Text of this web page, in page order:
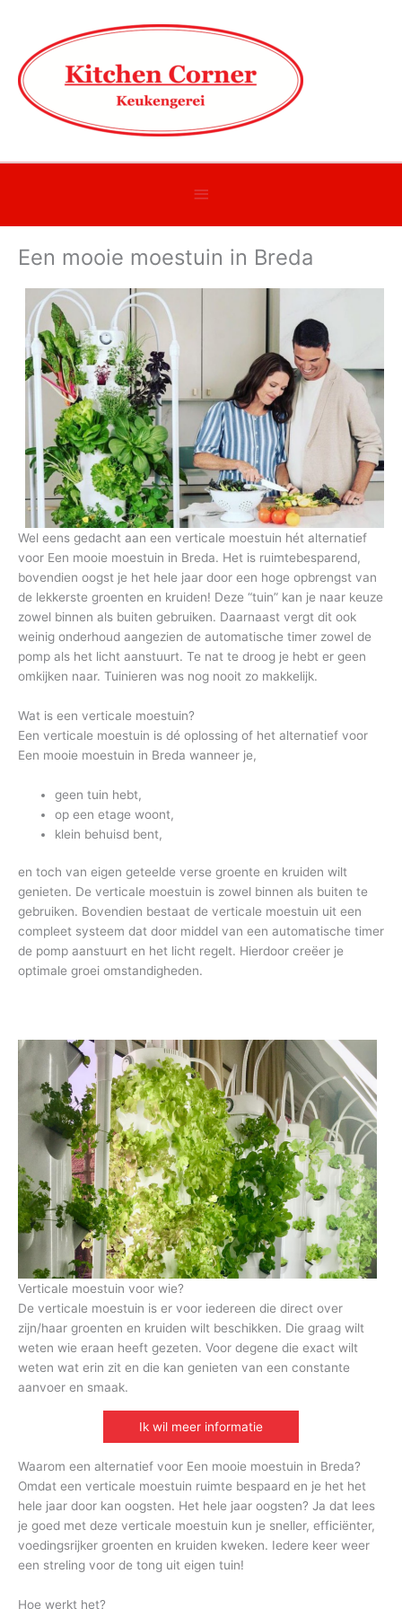
balk
Een mooie moestuin in Breda
Wel eens gedacht aan een verticale moestuin hét alternatief
voor Een mooie moestuin in Breda. Het is ruimtebesparend,
bovendien oogst je het hele jaar door een hoge opbrengst van
de lekkerste groenten en kruiden! Deze “tuin” kan je naar keuze
zowel binnen als buiten gebruiken. Daarnaast vergt dit ook
weinig onderhoud aangezien de automatische timer zowel de
pomp als het licht aanstuurt. Te nat te droog je hebt er geen
omkijken naar. Tuinieren was nog nooit zo makkelijk.
Wat is een verticale moestuin?
Een verticale moestuin is dé oplossing of het alternatief voor
Een mooie moestuin in Breda wanneer je,
geen tuin hebt,
op een etage woont,
klein behuisd bent,
en toch van eigen geteelde verse groente en kruiden wilt
genieten. De verticale moestuin is zowel binnen als buiten te
gebruiken. Bovendien bestaat de verticale moestuin uit een
compleet systeem dat door middel van een automatische timer
de pomp aanstuurt en het licht regelt. Hierdoor creëer je
optimale groei omstandigheden.
Verticale moestuin voor wie?
De verticale moestuin is er voor iedereen die direct over
zijn/haar groenten en kruiden wilt beschikken. Die graag wilt
weten wie eraan heeft gezeten. Voor degene die exact wilt
weten wat erin zit en die kan genieten van een constante
aanvoer en smaak.
Ik wil meer informatie
Waarom een alternatief voor Een mooie moestuin in Breda?
Omdat een verticale moestuin ruimte bespaard en je het het
hele jaar door kan oogsten. Het hele jaar oogsten? Ja dat lees
je goed met deze verticale moestuin kun je sneller, efficiënter,
voedingsrijker groenten en kruiden kweken. Iedere keer weer
een streling voor de tong uit eigen tuin!
Hoe werkt het?